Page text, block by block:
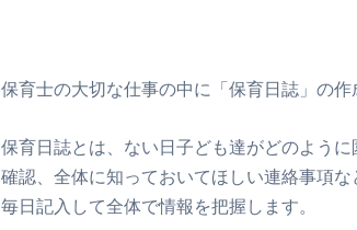
保育士の大切な仕事の中に「保育日誌」の作
保育日誌とは、ない日子ども達がどのよう
確認、全体に知っておいてほしい連絡事項
毎日記入して全体で情報を把握します。